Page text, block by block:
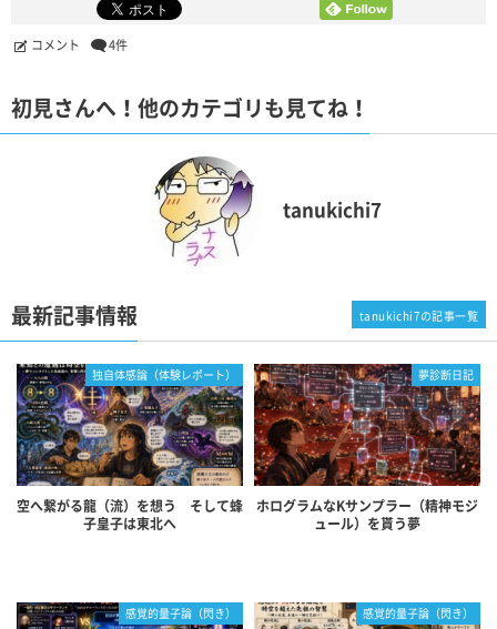
コメント 4件
初見さんへ！他のカテゴリも見てね！
tanukichi7
最新記事情報
独自体感論（体験レポート）
空へ繋がる龍（流）を想う そして蜂
子皇子は東北へ
夢診断日記
ホログラムなKサンプラー（精神モジ
ュール）を貰う夢
感覚的量子論（閃き） 感覚的量子論（閃き）
tanukichi7の記事一覧